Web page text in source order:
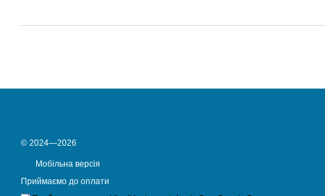
© 2024—2026
Мобільна версія
Приймаємо до оплати